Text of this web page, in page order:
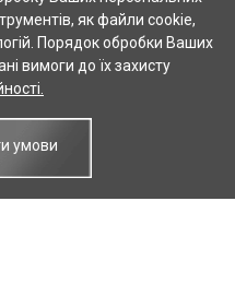
як файли cookie,
Порядок обробки Ваших
вимоги до їх захисту
умови